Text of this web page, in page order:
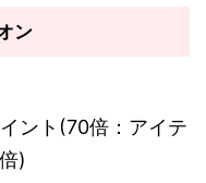
ン
ント(70倍：アイテ
)